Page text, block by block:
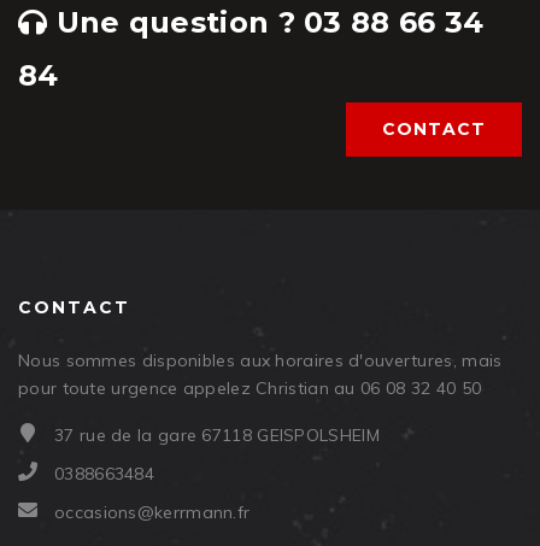
Une question ? 03 88 66 34
84
CONTACT
CONTACT
Nous sommes disponibles aux horaires d'ouvertures, mais
pour toute urgence appelez Christian au 06 08 32 40 50
37 rue de la gare 67118 GEISPOLSHEIM
0388663484
occasions@kerrmann.fr